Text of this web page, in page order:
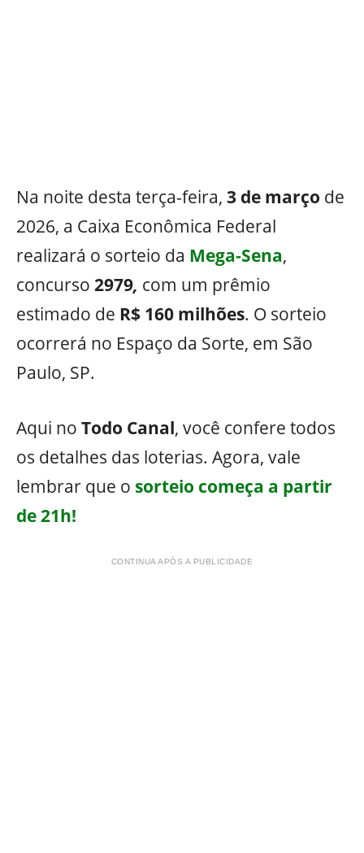
Na noite desta terça-feira, 3 de março de
2026, a Caixa Econômica Federal
realizará o sorteio da Mega-Sena,
concurso 2979, com um prêmio
estimado de R$ 160 milhões. O sorteio
ocorrerá no Espaço da Sorte, em São
Paulo, SP.
Aqui no Todo Canal, você confere todos
os detalhes das loterias. Agora, vale
lembrar que o sorteio começa a partir
de 21h!
CONTINUA APÓS A PUBLICIDADE